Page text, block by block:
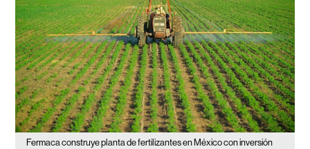
Fermaca construye planta de fertilizantes en México con inversión